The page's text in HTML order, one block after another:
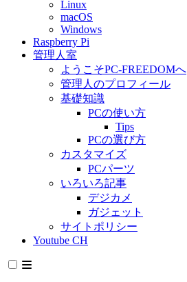
Linux
macOS
Windows
Raspberry Pi
管理人室
ようこそPC-FREEDOMへ
管理人のプロフィール
基礎知識
PCの使い方
Tips
PCの選び方
カスタマイズ
PCパーツ
いろいろ記事
デジカメ
ガジェット
サイトポリシー
Youtube CH